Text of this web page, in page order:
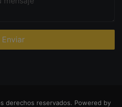
derechos reservados. Powered by